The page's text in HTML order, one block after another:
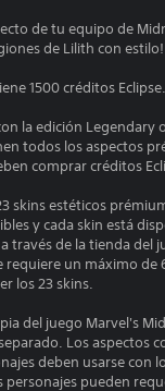
de tu equipo de
de Lilith con estilo!
1500 créditos Eclipse.
la edición Legendary
todos los aspectos
comprar créditos
skins estéticos
y cada skin está
través de la tienda del
requiere un máximo
los 23 skins.
del juego Marvel's
Los aspectos
deben usarse con
personajes pueden